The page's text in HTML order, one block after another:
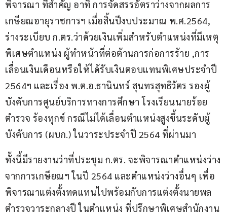
พิจารณา ที่สำคัญ อาทิ การจัดสรรอัตราว่างจากผลการ
เกษียณอายุราชการฯ เมื่อสิ้นปีงบประมาณ พ.ศ.2564,
ร่างระเบียบ ก.ตร.ว่าด้วยเงินเพิ่มสำหรับตำแหน่งที่มีเหตุ
พิเศษตำแหน่ง ผู้ทำหน้าที่ต่อต้านการก่อการร้าย ,การ
เลื่อนเงินเดือนหรือให้ได้รับเงินตอบแทนพิเศษประจำปี
2564ฯ และเรื่อง พ.ต.อ.ธานินทร์ สุนทรสุทธิวัตร รองผู้
บังคับการศูนย์บริการทางการศึกษา โรงเรียนนายร้อย
ตำรวจ ร้องทุกข์ กรณีไม่ได้เลื่อนตำแหน่งสูงขึ้นระดับผู้
บังคับการ (ผบก.) ในวาระประจำปี 2564 ที่ผ่านมา
ทั้งนี้มีรายงานว่าที่ประชุม ก.ตร. จะพิจารณาตำแหน่งว่าง
จากการเกษียณฯ ในปี 2564 และตำแหน่งว่างอื่นๆ เพื่อ
พิจารณาแต่งตั้งทดแทนไปพร้อมกับการแต่งตั้งนายพล
ตำรวจวาระกลางปี ในตำแหน่ง ที่ปรึกษาพิเศษสำนักงาน